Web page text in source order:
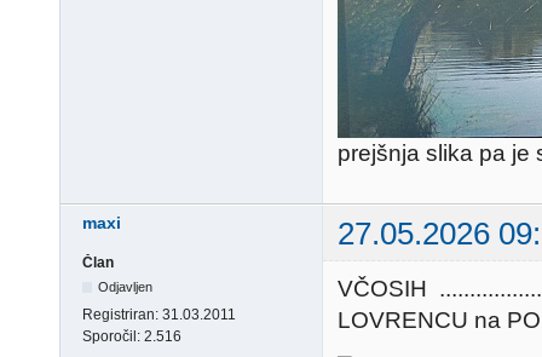
prejšnja slika pa je
maxi 27.05.2026
Član
Odjavljen
Registriran: 31.03.2011
Sporočil: 2.516
VČOSIH
LOVRENCU na